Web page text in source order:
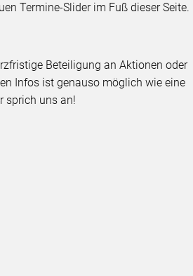
Termine-Slider im Fuß dieser Seite.
Beteiligung an Aktionen oder
Infos ist genauso möglich wie eine
sprich uns an!